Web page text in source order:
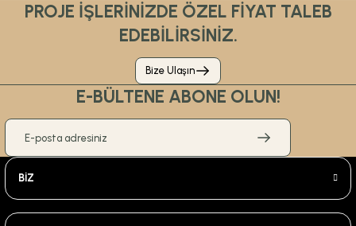
ÜRÜN TÜKENDİ
Csk Banyo Aksesuarları
390,00 TL %30
273,00 TL
PROJE İŞLERİNİZDE ÖZEL FİYAT TALEB
EDEBİLİRSİNİZ.
Bize Ulaşın
E-BÜLTENE ABONE OLUN!
BİZ